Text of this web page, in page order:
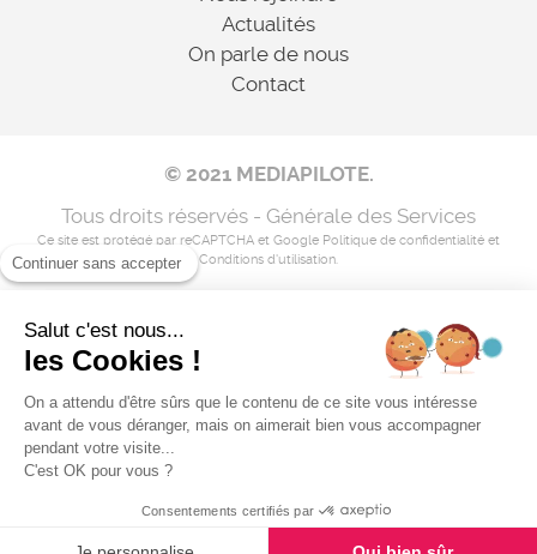
Actualités
On parle de nous
Contact
© 2021 MEDIAPILOTE.
Tous droits réservés - Générale des Services
Ce site est protégé par reCAPTCHA et Google Politique de confidentialité et
Conditions d'utilisation.
Flux RSS
Continuer sans accepter
Salut c'est nous...
les Cookies !
On a attendu d'être sûrs que le contenu de ce site vous intéresse
avant de vous déranger, mais on aimerait bien vous accompagner
pendant votre visite...
C'est OK pour vous ?
Consentements certifiés par